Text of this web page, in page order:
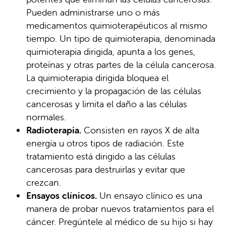
Pueden administrarse uno o más
medicamentos quimioterapéuticos al mismo
tiempo. Un tipo de quimioterapia, denominada
quimioterapia dirigida, apunta a los genes,
proteínas y otras partes de la célula cancerosa.
La quimioterapia dirigida bloquea el
crecimiento y la propagación de las células
cancerosas y limita el daño a las células
normales.
Radioterapia. Consisten en rayos X de alta
energía u otros tipos de radiación. Este
tratamiento está dirigido a las células
cancerosas para destruirlas y evitar que
crezcan.
Ensayos clínicos. Un ensayo clínico es una
manera de probar nuevos tratamientos para el
cáncer. Pregúntele al médico de su hijo si hay